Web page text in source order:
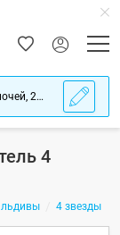
Мальдивы, вылет 08.08.2026 - 31.08.2026 , 10 - 14 ночей, 2 взрослых
4
4 звезды